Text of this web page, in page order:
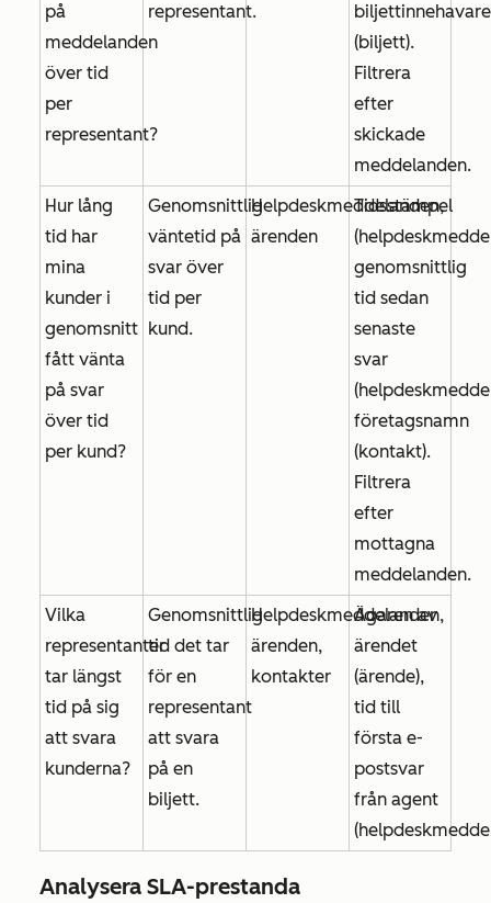
på
meddelanden
över tid
per
representant?
representant.
biljettinnehavare
(biljett).
Filtrera
efter
skickade
meddelanden.
Hur lång
tid har
mina
kunder i
genomsnitt
fått vänta
på svar
över tid
per kund?
Genomsnittlig
väntetid på
svar över
tid per
kund.
Helpdeskmeddelanden,
ärenden
Tidsstämpel
genomsnittlig
tid sedan
senaste
svar
företagsnamn
(kontakt).
Filtrera
efter
mottagna
meddelanden.
Vilka
representanter
tar längst
tid på sig
att svara
kunderna?
Genomsnittlig
tid det tar
för en
representant
att svara
på en
biljett.
Helpdeskmeddelanden,
ärenden,
kontakter
Ägaren av
ärendet
(ärende),
tid till
första e-
postsvar
från agent
Analysera SLA-prestanda